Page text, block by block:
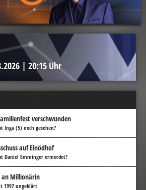
| 20:15 Uhr
verschwunden
Inga (5) noch gesehen?
auf Einödhof
Daniel Emminger ermordet?
Millionärin
1997 ungeklärt